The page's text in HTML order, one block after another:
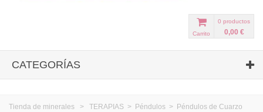
0 productos
0,00 €
Carrito
CATEGORÍAS
Tienda de minerales > TERAPIAS > Péndulos > Péndulos de Cuarzo